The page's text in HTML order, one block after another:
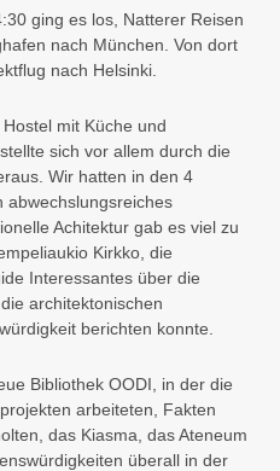
ging es los, Natterer Reisen
nach München. Von dort
nach Helsinki.
mit Küche und
sich vor allem durch die
Wir hatten in den 4
abwechslungsreiches
Achitektur gab es viel zu
Kirkko, die
Interessantes über die
architektonischen
berichten konnte.
Bibliothek OODI, in der die
arbeiteten, Fakten
das Kiasma, das Ateneum
überall in der